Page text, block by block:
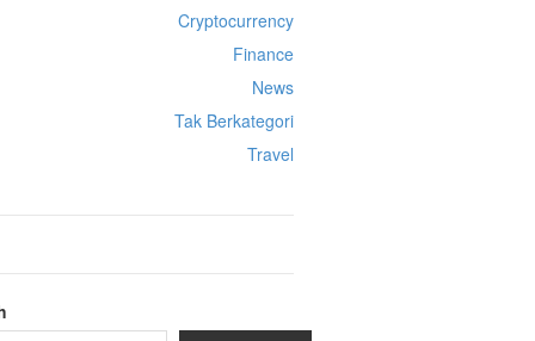
Cryptocurrency
Finance
News
Tak Berkategori
Travel